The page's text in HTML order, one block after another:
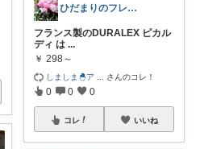
ひだまりのフレンチ🩷ガーデン
フランス製のDURALEX ピカル
ディ は ...
￥ 298～
しましま🐣ア さんのコレ！
0 0 0
コレ いいね